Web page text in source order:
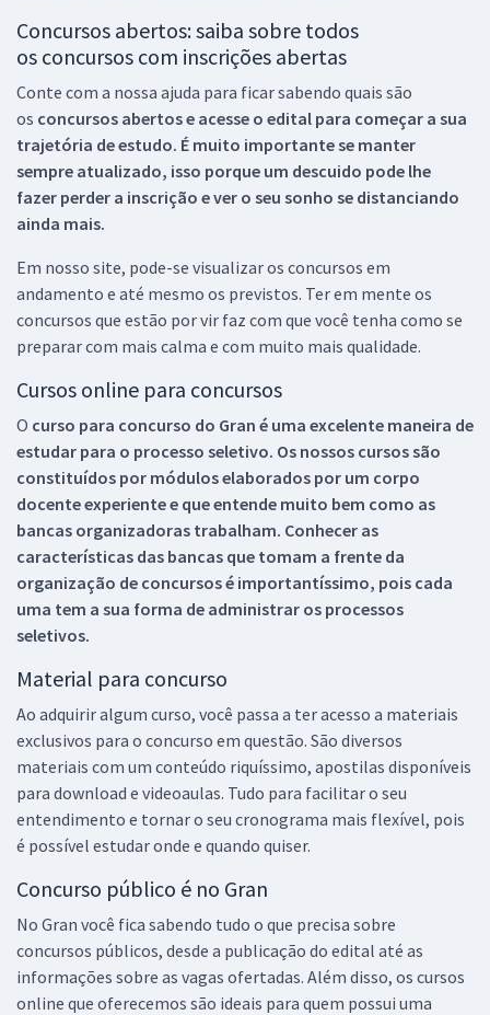
Concursos abertos: saiba sobre todos
os concursos com inscrições abertas
Conte com a nossa ajuda para ficar sabendo quais são
os concursos abertos e acesse o edital para começar a sua
trajetória de estudo. É muito importante se manter
sempre atualizado, isso porque um descuido pode lhe
fazer perder a inscrição e ver o seu sonho se distanciando
ainda mais.
Em nosso site, pode-se visualizar os concursos em
andamento e até mesmo os previstos. Ter em mente os
concursos que estão por vir faz com que você tenha como se
preparar com mais calma e com muito mais qualidade.
Cursos online para concursos
O curso para concurso do Gran é uma excelente maneira de
estudar para o processo seletivo. Os nossos cursos são
constituídos por módulos elaborados por um corpo
docente experiente e que entende muito bem como as
bancas organizadoras trabalham. Conhecer as
características das bancas que tomam a frente da
organização de concursos é importantíssimo, pois cada
uma tem a sua forma de administrar os processos
seletivos.
Material para concurso
Ao adquirir algum curso, você passa a ter acesso a materiais
exclusivos para o concurso em questão. São diversos
materiais com um conteúdo riquíssimo, apostilas disponíveis
para download e videoaulas. Tudo para facilitar o seu
entendimento e tornar o seu cronograma mais flexível, pois
é possível estudar onde e quando quiser.
Concurso público é no Gran
No Gran você fica sabendo tudo o que precisa sobre
concursos públicos, desde a publicação do edital até as
informações sobre as vagas ofertadas. Além disso, os cursos
online que oferecemos são ideais para quem possui uma